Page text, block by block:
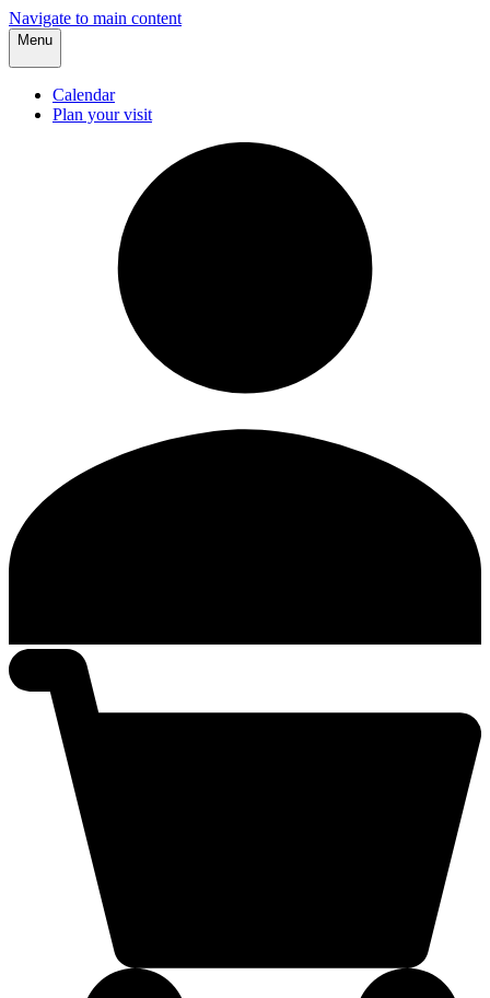
Navigate to main content
Menu
Calendar
Plan your visit